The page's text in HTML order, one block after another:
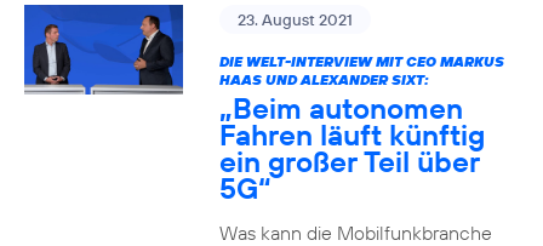
23. August 2021
DIE WELT-INTERVIEW MIT CEO MARKUS
HAAS UND ALEXANDER SIXT:
„Beim autonomen
Fahren läuft künftig
ein großer Teil über
5G“
Was kann die Mobilfunkbranche